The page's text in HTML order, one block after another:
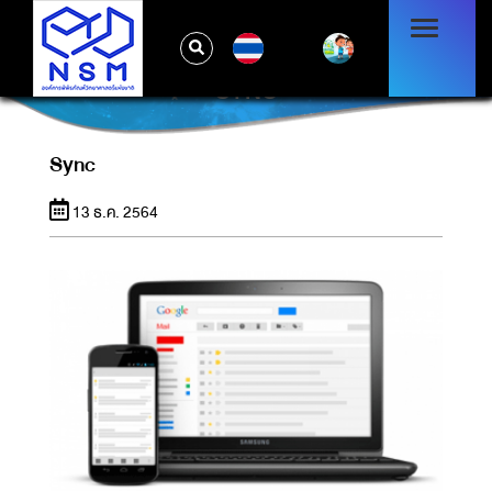
SYNC
Sync
13 ธ.ค. 2564